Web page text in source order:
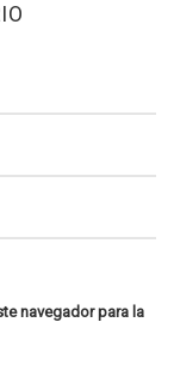
navegador para la